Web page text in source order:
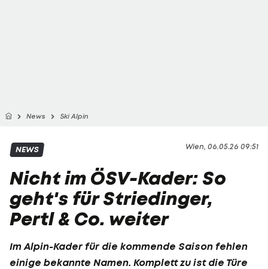
News Ski Alpin
Wien, 06.05.26 09:51
NEWS
Nicht im ÖSV-Kader: So
geht's für Striedinger,
Pertl & Co. weiter
Im Alpin-Kader für die kommende Saison fehlen
einige bekannte Namen. Komplett zu ist die Türe